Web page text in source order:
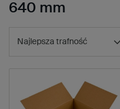
640 mm
Najlepsza trafność